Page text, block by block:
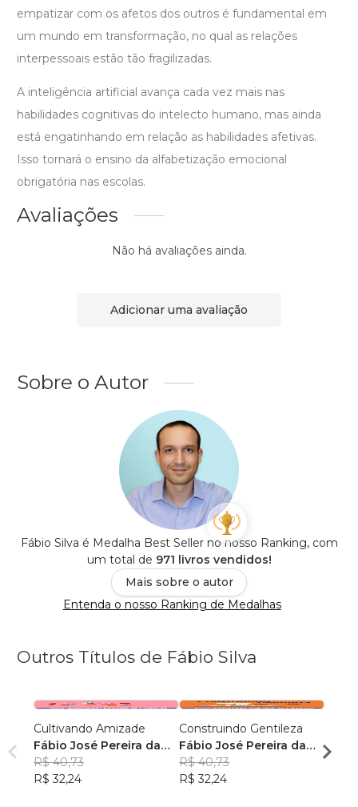
empatizar com os afetos dos outros é fundamental em
um mundo em transformação, no qual as relações
interpessoais estão tão fragilizadas.
A inteligência artificial avança cada vez mais nas
habilidades cognitivas do intelecto humano, mas ainda
está engatinhando em relação as habilidades afetivas.
Isso tornará o ensino da alfabetização emocional
obrigatória nas escolas.
Avaliações
Não há avaliações ainda.
Adicionar uma avaliação
Sobre o Autor
Fábio Silva é Medalha Best Seller no nosso Ranking, com
um total de 971 livros vendidos!
Mais sobre o autor
Entenda o nosso Ranking de Medalhas
Outros Títulos de Fábio Silva
Cultivando Amizade
Fábio José Pereira da
Silva
R$ 40,73
R$ 32,24
Construindo Gentileza
Fábio José Pereira da
Silva
R$ 40,73
R$ 32,24
Silva
R$